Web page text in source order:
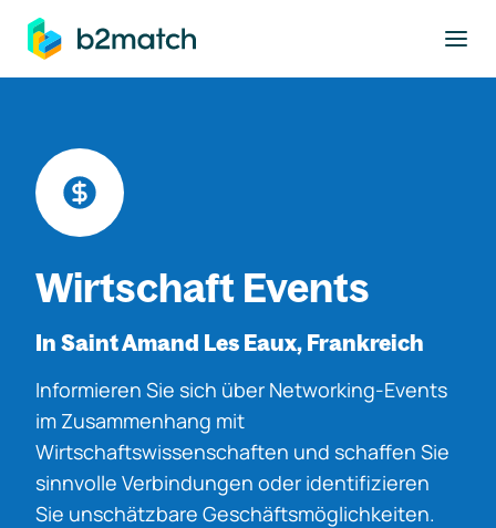
springen
Wirtschaft Events
In Saint Amand Les Eaux, Frankreich
Informieren Sie sich über Networking-Events
im Zusammenhang mit
Wirtschaftswissenschaften und schaffen Sie
sinnvolle Verbindungen oder identifizieren
Sie unschätzbare Geschäftsmöglichkeiten.